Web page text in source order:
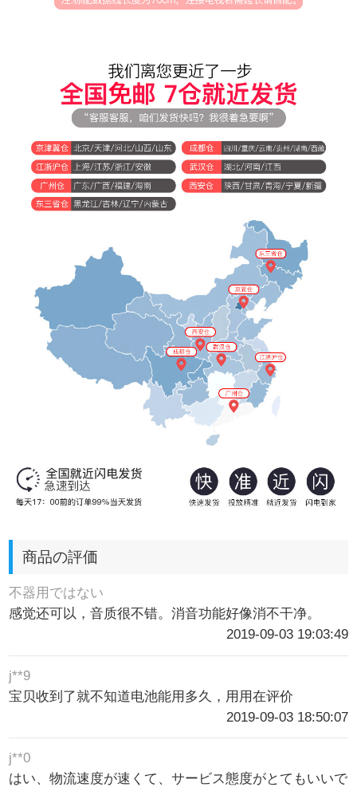
商品の評価
不器用ではない
感觉还可以，音质很不错。消音功能好像消不干净。
2019-09-03 19:03:49
j**9
宝贝收到了就不知道电池能用多久，用用在评价
2019-09-03 18:50:07
j**0
はい、物流速度が速くて、サービス態度がとてもいいで